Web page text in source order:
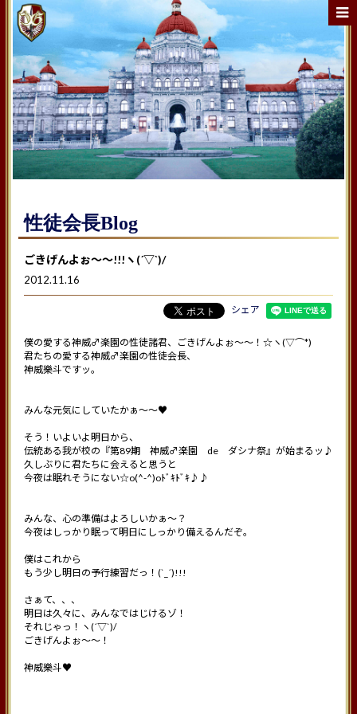
性徒会長Blog
ごきげんよぉ〜〜!!!ヽ(´▽`)/
2012.11.16
シェア
僕の愛する神威♂楽園の性徒諸君、ごきげんよぉ〜〜！☆ヽ(▽⌒*)
君たちの愛する神威♂楽園の性徒会長、
神威樂斗ですッ。
みんな元気にしていたかぁ〜〜♥
そう！いよいよ明日から、
伝統ある我が校の『第89期 神威♂楽園 de ダシナ祭』が始まるッ♪
久しぶりに君たちに会えると思うと
今夜は眠れそうにない☆o(^-^)oﾄﾞｷﾄﾞｷ♪♪
みんな、心の準備はよろしいかぁ〜？
今夜はしっかり眠って明日にしっかり備えるんだぞ。
僕はこれから
もう少し明日の予行練習だっ！(`_´)!!!
さぁて、、、
明日は久々に、みんなではじけるゾ！
それじゃっ！ヽ(´▽`)/
ごきげんよぉ〜〜！
神威樂斗♥